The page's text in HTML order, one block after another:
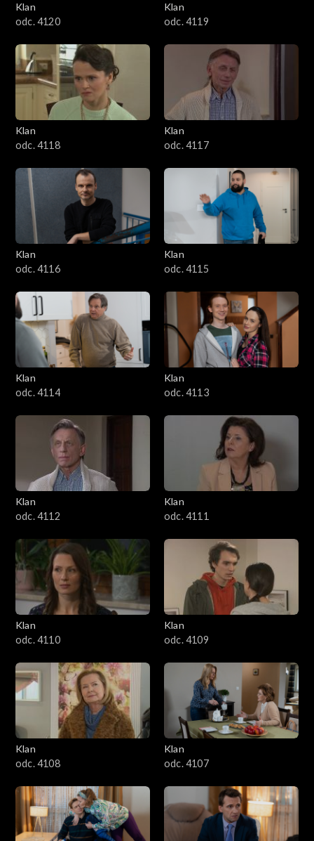
Klan
odc. 4120
Klan
odc. 4119
Klan
odc. 4118
Klan
odc. 4117
Klan
odc. 4116
Klan
odc. 4115
Klan
odc. 4114
Klan
odc. 4113
Klan
odc. 4112
Klan
odc. 4111
Klan
odc. 4110
Klan
odc. 4109
Klan
odc. 4108
Klan
odc. 4107